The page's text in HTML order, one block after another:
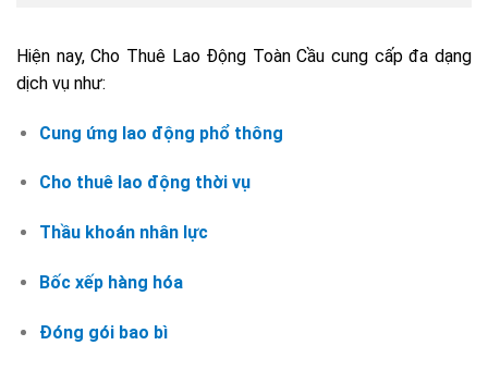
Hiện nay, Cho Thuê Lao Động Toàn Cầu cung cấp đa dạng
dịch vụ như:
Cung ứng lao động phổ thông
Cho thuê lao động thời vụ
Thầu khoán nhân lực
Bốc xếp hàng hóa
Đóng gói bao bì